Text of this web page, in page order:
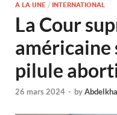
A LA UNE / INTERNATIONAL
La Cour
américaine
pilule
26 mars 2024 - by